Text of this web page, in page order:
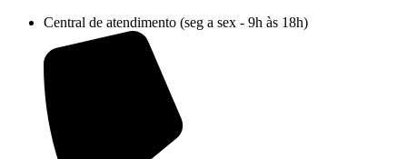
conteúdo
Central de atendimento (seg a sex - 9h às 18h)